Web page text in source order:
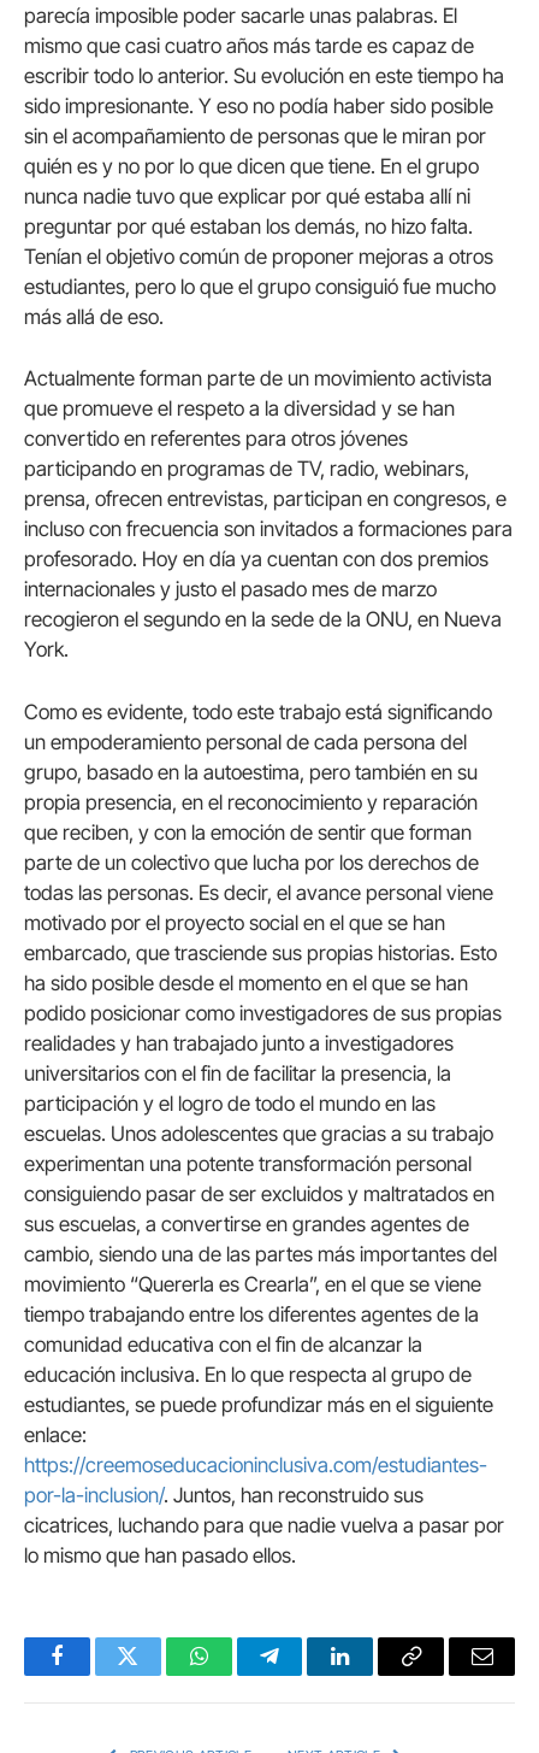
parecía imposible poder sacarle unas palabras. El
mismo que casi cuatro años más tarde es capaz de
escribir todo lo anterior. Su evolución en este tiempo ha
sido impresionante. Y eso no podía haber sido posible
sin el acompañamiento de personas que le miran por
quién es y no por lo que dicen que tiene. En el grupo
nunca nadie tuvo que explicar por qué estaba allí ni
preguntar por qué estaban los demás, no hizo falta.
Tenían el objetivo común de proponer mejoras a otros
estudiantes, pero lo que el grupo consiguió fue mucho
más allá de eso.
Actualmente forman parte de un movimiento activista
que promueve el respeto a la diversidad y se han
convertido en referentes para otros jóvenes
participando en programas de TV, radio, webinars,
prensa, ofrecen entrevistas, participan en congresos, e
incluso con frecuencia son invitados a formaciones para
profesorado. Hoy en día ya cuentan con dos premios
internacionales y justo el pasado mes de marzo
recogieron el segundo en la sede de la ONU, en Nueva
York.
Como es evidente, todo este trabajo está significando
un empoderamiento personal de cada persona del
grupo, basado en la autoestima, pero también en su
propia presencia, en el reconocimiento y reparación
que reciben, y con la emoción de sentir que forman
parte de un colectivo que lucha por los derechos de
todas las personas. Es decir, el avance personal viene
motivado por el proyecto social en el que se han
embarcado, que trasciende sus propias historias. Esto
ha sido posible desde el momento en el que se han
podido posicionar como investigadores de sus propias
realidades y han trabajado junto a investigadores
universitarios con el fin de facilitar la presencia, la
participación y el logro de todo el mundo en las
escuelas. Unos adolescentes que gracias a su trabajo
experimentan una potente transformación personal
consiguiendo pasar de ser excluidos y maltratados en
sus escuelas, a convertirse en grandes agentes de
cambio, siendo una de las partes más importantes del
movimiento “Quererla es Crearla”, en el que se viene
tiempo trabajando entre los diferentes agentes de la
comunidad educativa con el fin de alcanzar la
educación inclusiva. En lo que respecta al grupo de
estudiantes, se puede profundizar más en el siguiente
enlace:
https://creemoseducacioninclusiva.com/estudiantes-
por-la-inclusion/. Juntos, han reconstruido sus
cicatrices, luchando para que nadie vuelva a pasar por
lo mismo que han pasado ellos.
FacebookTwitter WhatsAppTelegramLinkedInCopy
Email